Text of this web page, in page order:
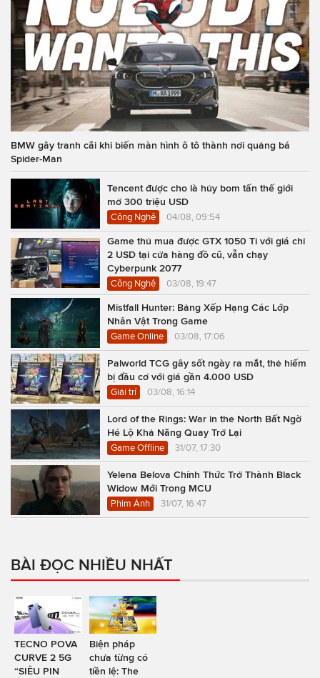
BMW gây tranh cãi khi biến màn hình ô tô thành nơi quảng bá
Spider-Man
Tencent được cho là hủy bom tấn thế giới
mở 300 triệu USD
Công Nghệ 04/08, 09:54
Game thủ mua được GTX 1050 Ti với giá chỉ
2 USD tại cửa hàng đồ cũ, vẫn chạy
Cyberpunk 2077
Công Nghệ 03/08, 19:47
Mistfall Hunter: Bảng Xếp Hạng Các Lớp
Nhân Vật Trong Game
Game Online 03/08, 17:06
Palworld TCG gây sốt ngày ra mắt, thẻ hiếm
bị đầu cơ với giá gần 4.000 USD
Giải trí 03/08, 16:14
Lord of the Rings: War in the North Bất Ngờ
Hé Lộ Khả Năng Quay Trở Lại
Game Offline 31/07, 17:30
Yelena Belova Chính Thức Trở Thành Black
Widow Mới Trong MCU
Phim Ảnh 31/07, 16:47
BÀI ĐỌC NHIỀU NHẤT
TECNO POVA
CURVE 2 5G
“SIÊU PIN
Biện pháp
chưa từng có
tiền lệ: The